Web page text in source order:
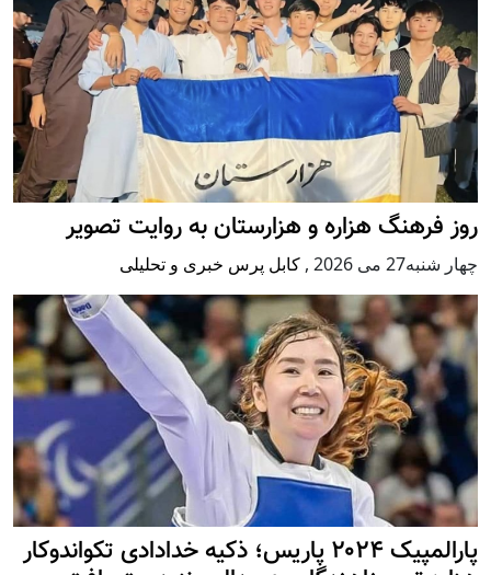
روز فرهنگ هزاره و هزارستان به روایت تصویر
چهار شنبه27 می 2026 ,کابل پرس خبری و تحلیلی
پارالمپیک ۲۰۲۴ پاریس؛ ذکیه خدادادی تکواندوکار